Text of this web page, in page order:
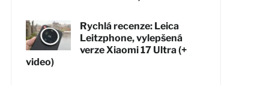
Rychlá recenze: Leica
Leitzphone, vylepšená
verze Xiaomi 17 Ultra (+
video)